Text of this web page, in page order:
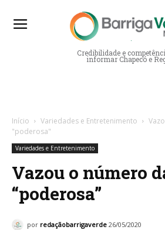
Barriga Verde Notícias
Credibilidade e
informar Chapecó e
Início Variedades e Entretenimento
"poderosa"
Variedades e Entretenimento
Vazou o número
“poderosa”
por redaçãobarrigaverde 26/05/2020